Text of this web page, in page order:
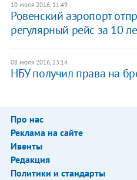
10 июля 2016, 11:49
​Ровенский аэропорт
регулярный рейс за 10
08 июля 2016, 23:14
НБУ получил права на
Про нас
Реклама на сайте
Ивенты
Редакция
Политики и стандарты